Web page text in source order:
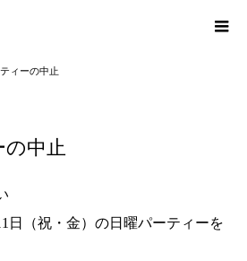
ィーの中止
の中止
日（祝・金）の日曜パーティーを